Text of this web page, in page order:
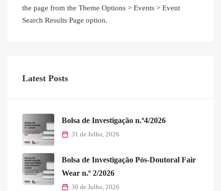
the page from the Theme Options > Events > Event
Search Results Page option.
Latest Posts
Bolsa de Investigação n.º4/2026
31 de Julho, 2026
Bolsa de Investigação Pós-Doutoral Fair
Wear n.º 2/2026
30 de Julho, 2026